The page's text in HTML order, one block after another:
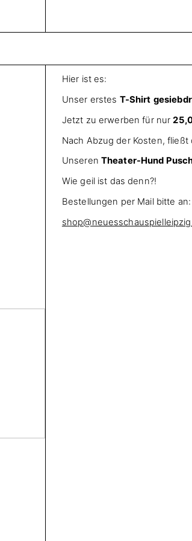
Hier ist es:
Unser erstes T-Shirt
Jetzt zu erwerben für nur
Nach Abzug der Kosten,
Unseren Theater-Hund
Wie geil ist das denn?!
Bestellungen per Mail bitte an: